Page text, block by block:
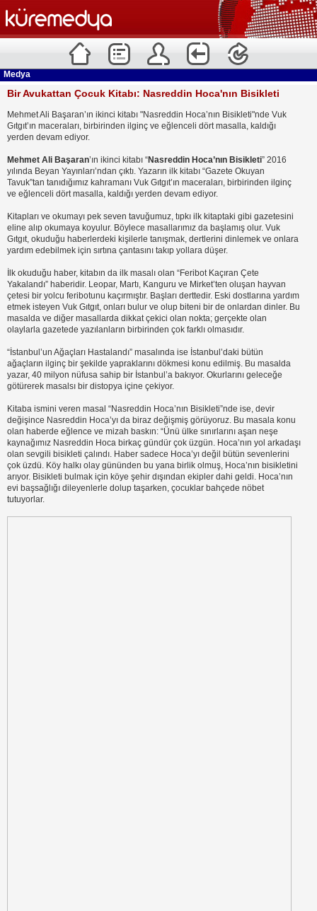
Medya
Bir Avukattan Çocuk Kitabı: Nasreddin Hoca'nın Bisikleti
Mehmet Ali Başaran’ın ikinci kitabı "Nasreddin Hoca’nın Bisikleti"nde Vuk
Gıtgıt’ın maceraları, birbirinden ilginç ve eğlenceli dört masalla, kaldığı
yerden devam ediyor.
Mehmet Ali Başaran’ın ikinci kitabı “Nasreddin Hoca’nın Bisikleti” 2016
yılında Beyan Yayınları’ndan çıktı. Yazarın ilk kitabı “Gazete Okuyan
Tavuk”tan tanıdığımız kahramanı Vuk Gıtgıt’ın maceraları, birbirinden ilginç
ve eğlenceli dört masalla, kaldığı yerden devam ediyor.
Kitapları ve okumayı pek seven tavuğumuz, tıpkı ilk kitaptaki gibi gazetesini
eline alıp okumaya koyulur. Böylece masallarımız da başlamış olur. Vuk
Gıtgıt, okuduğu haberlerdeki kişilerle tanışmak, dertlerini dinlemek ve onlara
yardım edebilmek için sırtına çantasını takıp yollara düşer.
İlk okuduğu haber, kitabın da ilk masalı olan “Feribot Kaçıran Çete
Yakalandı” haberidir. Leopar, Martı, Kanguru ve Mirket’ten oluşan hayvan
çetesi bir yolcu feribotunu kaçırmıştır. Başları derttedir. Eski dostlarına yardım
etmek isteyen Vuk Gıtgıt, onları bulur ve olup biteni bir de onlardan dinler. Bu
masalda ve diğer masallarda dikkat çekici olan nokta; gerçekte olan
olaylarla gazetede yazılanların birbirinden çok farklı olmasıdır.
“İstanbul’un Ağaçları Hastalandı” masalında ise İstanbul’daki bütün
ağaçların ilginç bir şekilde yapraklarını dökmesi konu edilmiş. Bu masalda
yazar, 40 milyon nüfusa sahip bir İstanbul’a bakıyor. Okurlarını geleceğe
götürerek masalsı bir distopya içine çekiyor.
Kitaba ismini veren masal “Nasreddin Hoca’nın Bisikleti”nde ise, devir
değişince Nasreddin Hoca’yı da biraz değişmiş görüyoruz. Bu masala konu
olan haberde eğlence ve mizah baskın: “Ünü ülke sınırlarını aşan neşe
kaynağımız Nasreddin Hoca birkaç gündür çok üzgün. Hoca’nın yol arkadaşı
olan sevgili bisikleti çalındı. Haber sadece Hoca’yı değil bütün sevenlerini
çok üzdü. Köy halkı olay gününden bu yana birlik olmuş, Hoca’nın bisikletini
arıyor. Bisikleti bulmak için köye şehir dışından ekipler dahi geldi. Hoca’nın
evi başsağlığı dileyenlerle dolup taşarken, çocuklar bahçede nöbet
tutuyorlar.